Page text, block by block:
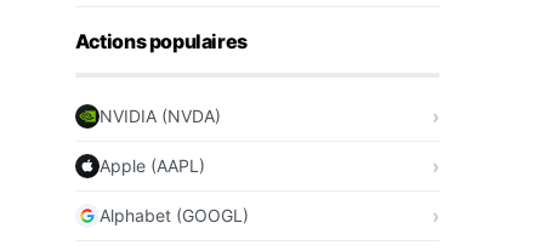
Actions populaires
NVIDIA (NVDA)
Apple (AAPL)
Alphabet (GOOGL)